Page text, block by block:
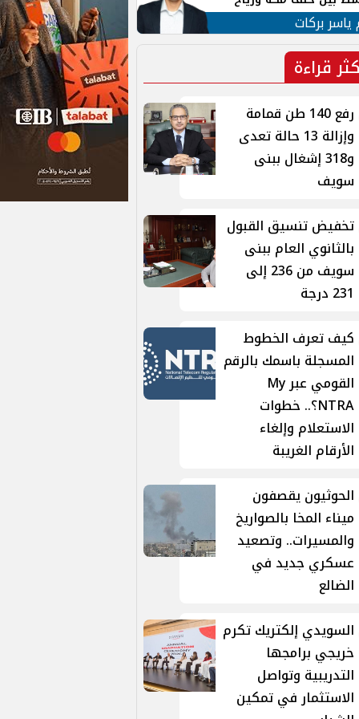
ياسر بركات
قراءة
رفع 140 طن قمامة
وإزالة 13 حالة تعدى
و318 إشغال ببنى
سويف
تخفيض تنسيق القبول
بالثانوي العام ببنى
سويف من 236 إلى
231 درجة
كيف تعرف الخطوط
المسجلة باسمك بالرقم
القومي عبر My
NTRA؟.. خطوات
الاستعلام وإلغاء
الأرقام الغريبة
الحوثيون يقصفون
ميناء المخا بالصواريخ
والمسيرات.. وتصعيد
عسكري جديد في
الضالع
السويدي إلكتريك تكرم
خريجي برامجها
التدريبية وتواصل
الاستثمار في تمكين